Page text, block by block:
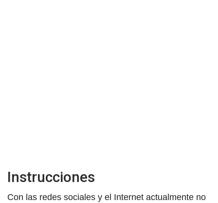
Instrucciones
Con las redes sociales y el Internet actualmente no